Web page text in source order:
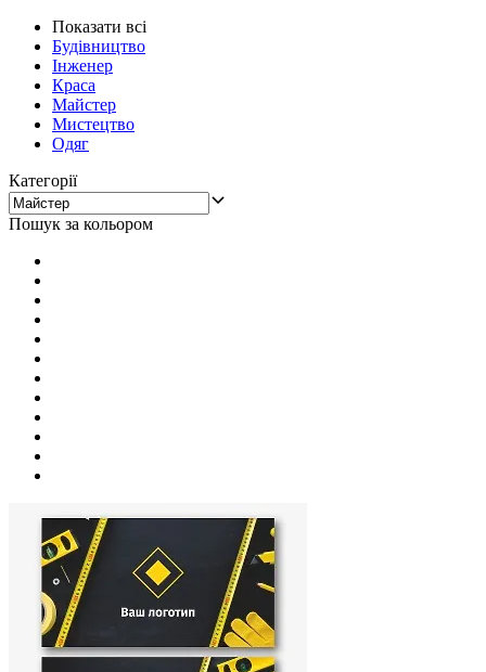
Показати всі
Будівництво
Інженер
Краса
Майстер
Мистецтво
Одяг
Категорії
Пошук за кольором